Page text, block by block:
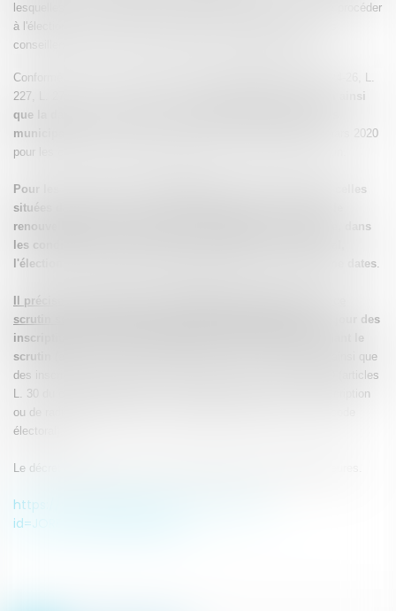
lesquelles un second tour de scrutin est nécessaire, en vue de procéder
à l'élection des conseillers municipaux et communautaires, des
conseillers de Paris et des conseillers métropolitains de Lyon.
Conformément au code électoral, notamment ses articles L. 224-26, L.
227, L. 271 et L. 273-3, ce texte fixe
les modalités du scrutin ainsi
que la date de convocation des électeurs pour les élections
municipales
au dimanche 15 mars 2020 et au dimanche 22 mars 2020
pour les communes devant procéder à un second tour de scrutin.
Pour les communes de 1 000 habitants et plus, autres que celles
situées dans le ressort de la métropole de Lyon, il prévoit le
renouvellement des conseillers communautaires, ainsi que, dans
les conditions prévues à l'article L. 224-26 du code électoral,
l'élection des conseillers métropolitains de Lyon, aux même dates.
Il précise en outre que les listes électorales utilisées pour ce
scrutin seront extraites du répertoire électoral unique
et à jour des
inscriptions intervenues jusqu'au sixième vendredi précédant le
scrutin
(article L. 17 du code électoral), soit le 7 février 2020, ainsi que
des inscriptions dérogatoires intervenues jusqu'au 5 mars 2020 (articles
L. 30 du code électoral) et, le cas échéant, des décisions d'inscription
ou de radiation rendues par le juge d'instance (article L. 20 du code
électoral).
Le décret précise que le scrutin ne pourra être clos après 20 heures.
https://www.legifrance.gouv.fr/jo_pdf.do?
id=JORFTEXT000039034392